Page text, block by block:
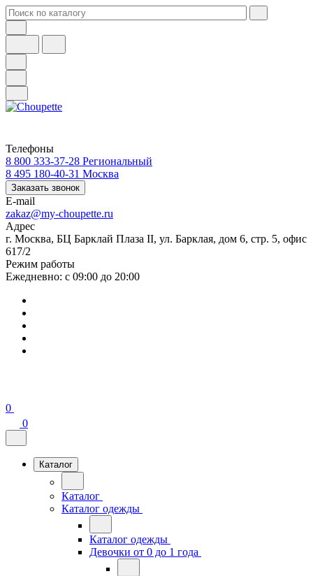
Телефоны
8 800 333-37-28 Региональный
8 495 180-40-31 Москва
Заказать звонок
E-mail
zakaz@my-choupette.ru
Адрес
г. Москва, БЦ Барклай Плаза II, ул. Барклая, дом 6, стр. 5, офис
617/2
Режим работы
Ежедневно: с 09:00 до 20:00
0
0
Каталог
Каталог
Каталог одежды
Каталог одежды
Девочки от 0 до 1 года